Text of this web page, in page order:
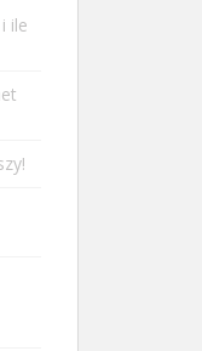
ile